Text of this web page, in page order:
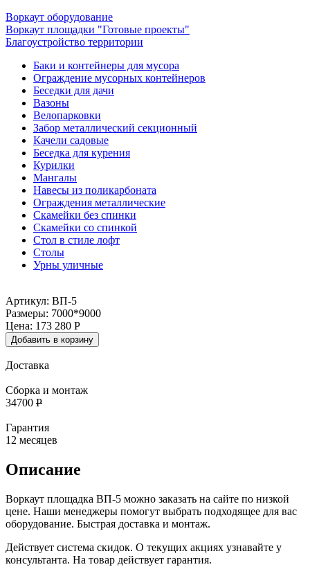
Воркаут оборудование
Воркаут площадки "Готовые проекты"
Благоустройство территории
Баки и контейнеры для мусора
Ограждение мусорных контейнеров
Беседки для дачи
Вазоны
Велопарковки
Забор металлический секционный
Качели садовые
Беседка для курения
Курилки
Мангалы
Навесы из поликарбоната
Ограждения металлические
Скамейки без спинки
Скамейки со спинкой
Стол в стиле лофт
Столы
Урны уличные
Артикул: ВП-5
Размеры: 7000*9000
Цена: 173 280 Р
Добавить в корзину
Доставка
Сборка и монтаж
34700 Р
Гарантия
12 месяцев
Описание
Воркаут площадка ВП-5 можно заказать на сайте по низкой
цене. Наши менеджеры помогут выбрать подходящее для вас
оборудование. Быстрая доставка и монтаж.
Действует система скидок. О текущих акциях узнавайте у
консультанта. На товар действует гарантия.